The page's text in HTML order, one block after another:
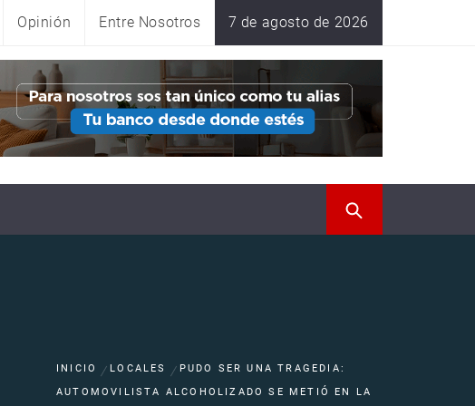
Opinión Entre Nosotros 7 de agosto de 2026
INICIO LOCALES
PUDO SER UNA TRAGEDIA:
AUTOMOVILISTA ALCOHOLIZADO SE METIÓ EN LA